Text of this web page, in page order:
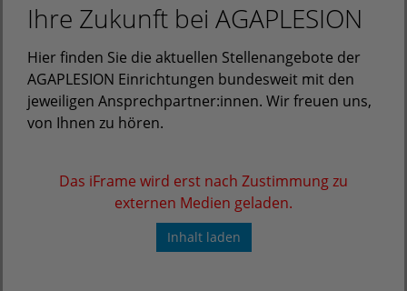
Ihre Zukunft bei AGAPLESION
Hier finden Sie die aktuellen Stellenangebote der
AGAPLESION Einrichtungen bundesweit mit den
jeweiligen Ansprechpartner:innen. Wir freuen uns,
von Ihnen zu hören.
Das iFrame wird erst nach Zustimmung zu
externen Medien geladen.
Inhalt laden